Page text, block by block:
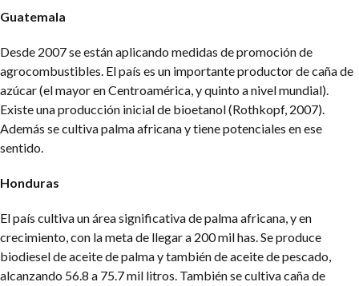
Guatemala
Desde 2007 se están aplicando medidas de promoción de
agrocombustibles. El país es un importante productor de caña de
azúcar (el mayor en Centroamérica, y quinto a nivel mundial).
Existe una producción inicial de bioetanol (Rothkopf, 2007).
Además se cultiva palma africana y tiene potenciales en ese
sentido.
Honduras
El país cultiva un área significativa de palma africana, y en
crecimiento, con la meta de llegar a 200 mil has. Se produce
biodiesel de aceite de palma y también de aceite de pescado,
alcanzando 56.8 a 75.7 mil litros. También se cultiva caña de